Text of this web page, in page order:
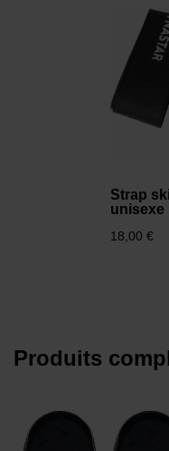
Strap
unisexe
18,00 €
Produits